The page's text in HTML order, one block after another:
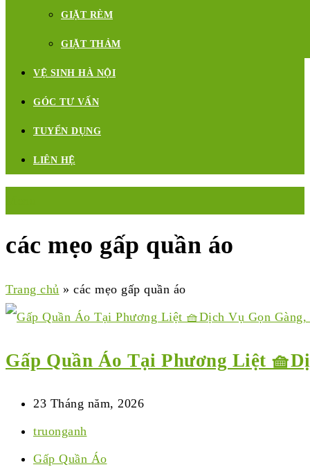
GIẶT RÈM
GIẶT THẢM
VỆ SINH HÀ NỘI
GÓC TƯ VẤN
TUYỂN DỤNG
LIÊN HỆ
các mẹo gấp quần áo
Trang chủ » các mẹo gấp quần áo
Gấp Quần Áo Tại Phương Liệt
23 Tháng năm, 2026
truonganh
Gấp Quần Áo